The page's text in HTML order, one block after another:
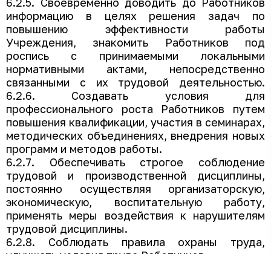
информацию в целях решения задач по
повышению эффективности работы
Учреждения, знакомить Работников под
роспись с принимаемыми локальными
нормативными актами, непосредственно
связанными с их трудовой деятельностью.
6.2.6. Создавать условия для
профессионального роста Работников путем
повышения квалификации, участия в семинарах,
методических объединениях, внедрения новых
программ и методов работы.
6.2.7. Обеспечивать строгое соблюдение
трудовой и производственной дисциплины,
постоянно осуществляя организаторскую,
экономическую, воспитательную работу,
применять меры воздействия к нарушителям
трудовой дисциплины.
6.2.8. Соблюдать правила охраны труда,